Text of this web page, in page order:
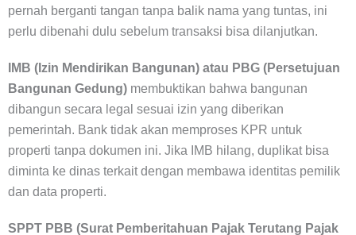
pernah berganti tangan tanpa balik nama yang tuntas, ini
perlu dibenahi dulu sebelum transaksi bisa dilanjutkan.
IMB (Izin Mendirikan Bangunan) atau PBG (Persetujuan
Bangunan Gedung) membuktikan bahwa bangunan
dibangun secara legal sesuai izin yang diberikan
pemerintah. Bank tidak akan memproses KPR untuk
properti tanpa dokumen ini. Jika IMB hilang, duplikat bisa
diminta ke dinas terkait dengan membawa identitas pemilik
dan data properti.
SPPT PBB (Surat Pemberitahuan Pajak Terutang Pajak